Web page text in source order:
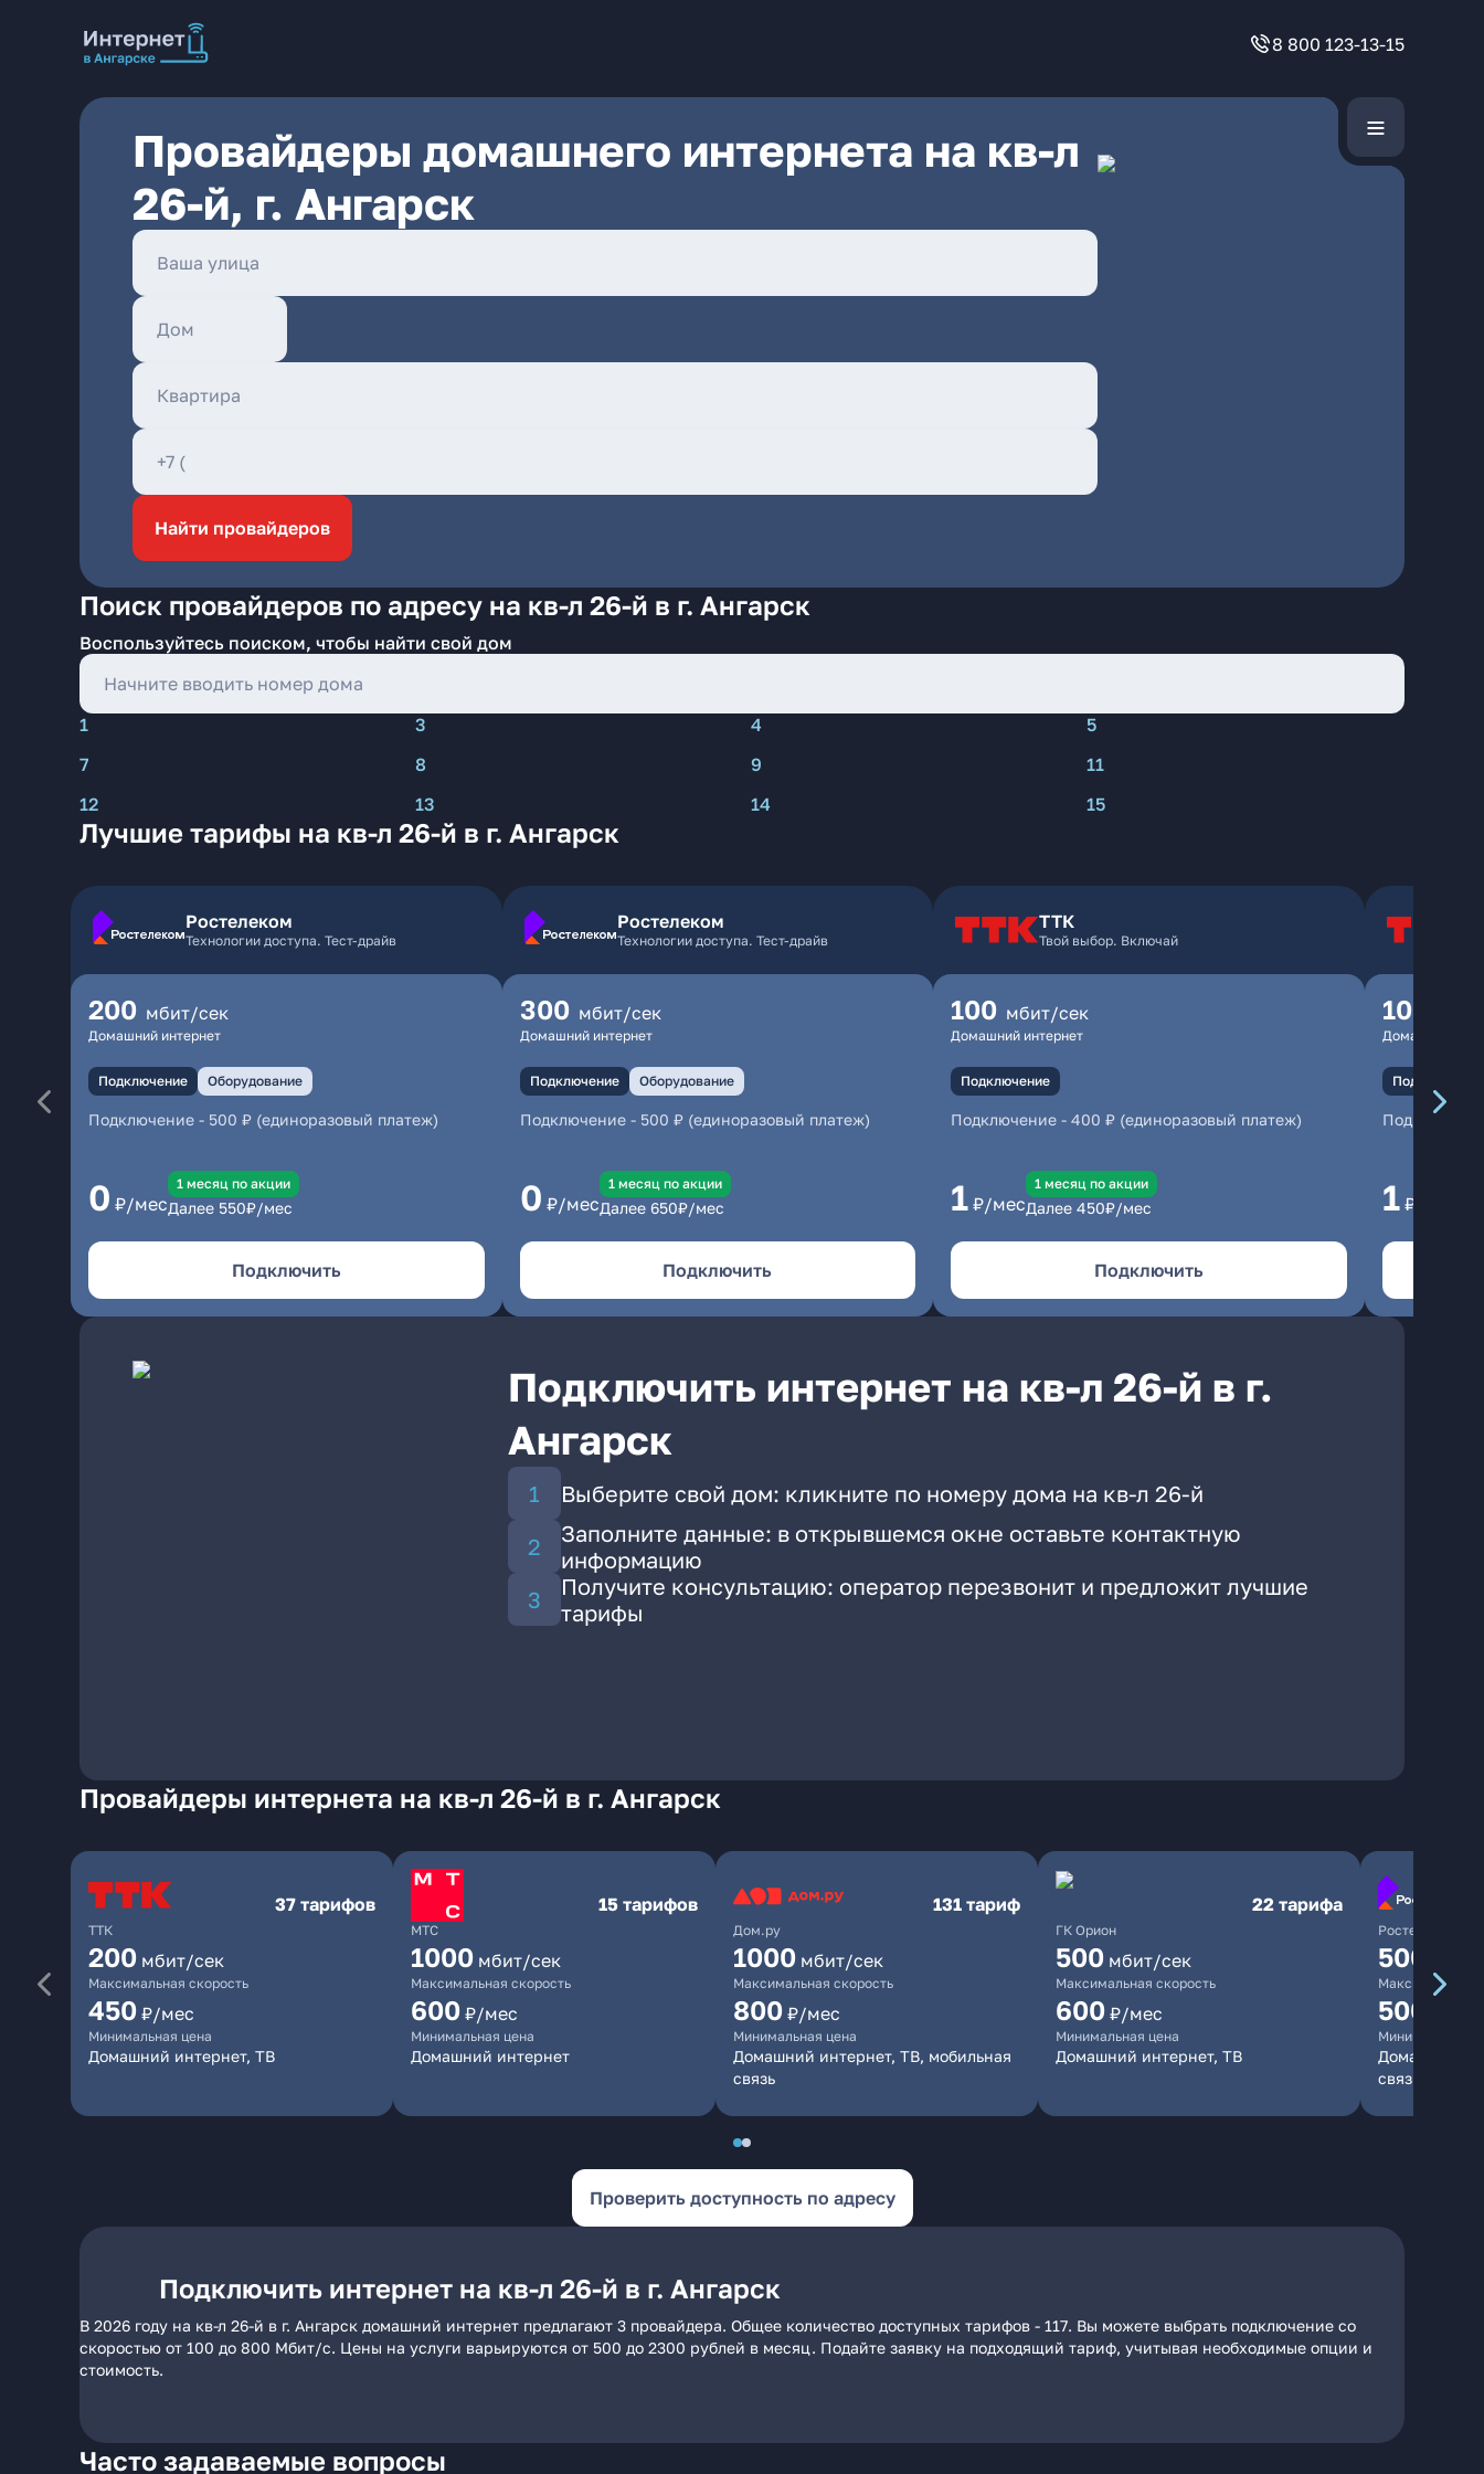
8 800 123-13-15
Провайдеры домашнего интернета на кв-л
26-й, г. Ангарск
Найти провайдеров
Поиск провайдеров по адресу на кв-л 26-й в г. Ангарск
Воспользуйтесь поиском, чтобы найти свой дом
1 3 4
5
7
8 9
11
12
13 14 15
Лучшие тарифы на кв-л 26-й в г. Ангарск
Ростелеком
Технологии доступа. Тест-драйв
200 мбит/сек
Домашний интернет
Подключение Оборудование
Подключение - 500 ₽ (единоразовый платеж)
0 ₽/мес
1 месяц по акции
Далее 550₽/мес
Подключить
Ростелеком
Технологии доступа. Тест-драйв
300 мбит/сек
Домашний интернет
Подключение Оборудование
Подключение- 500 ₽ (единоразовый платеж)
0 ₽/мес
1 месяц по акции
Далее 650₽/мес
Подключить
ТТК
Твой выбор. Включай
100 мбит/сек
Домашний интернет
Подключение
Подключение - 400 ₽ (единоразовый платеж)
1 ₽/мес
1 месяц по акции
Далее 450₽/мес
Подключить
100
Домашний
Подключение
1 ₽/мес
Подключить интернет на кв-л 26-й в г.
Ангарск
Выберите свой дом: кликните по номеру дома на кв-л 26-й
Заполните данные: в открывшемся окне оставьте контактную
информацию
Получите консультацию: оператор перезвонит и предложит лучшие
тарифы
Провайдеры интернета на кв-л 26-й в г. Ангарск
ТТК
37 тарифов
200 мбит/сек
Максимальная скорость
450 ₽/мес
Минимальная цена
Домашний интернет, ТВ
МТС
15 тарифов
1000 мбит/сек
Максимальная скорость
600 ₽/мес
Минимальная цена
Домашний интернет
Дом.ру
131 тариф
1000 мбит/сек
Максимальная скорость
800 ₽/мес
Минимальная цена
Домашний интернет, ТВ, мобильная
связь
ГК Орион
22 тарифа
500 мбит/сек
Максимальная скорость
600 ₽/мес
Минимальная цена
Домашний интернет, ТВ
Ростелеком
500
Максимальная
500
Минимальная
Домашний
связь
Проверить доступность по адресу
Подключить интернет на кв-л 26-й в г. Ангарск
В 2026 году на кв-л 26-й в г. Ангарск домашний интернет предлагают 3 провайдера. Общее количество доступных тарифов - 117. Вы можете выбрать подключение со
скоростью от 100 до 800 Мбит/с. Цены на услуги варьируются от 500 до 2300 рублей в месяц. Подайте заявку на подходящий тариф, учитывая необходимые опции и
стоимость.
Часто задаваемые вопросы